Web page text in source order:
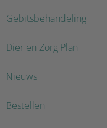
Gebitsbehandeling
Dier en Zorg Plan
Nieuws
Bestellen